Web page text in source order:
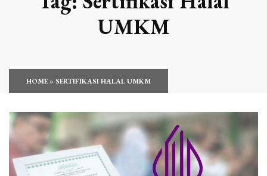
UMKM
HOME»SERTIFIKASI HALAL UMKM